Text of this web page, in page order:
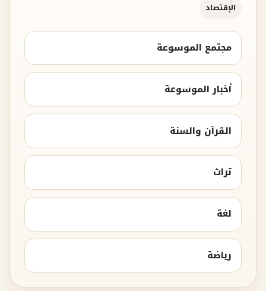
الإقتصاد
مجتمع الموسوعة
أخبار الموسوعة
القرآن والسنة
تراث
لغة
رياضة